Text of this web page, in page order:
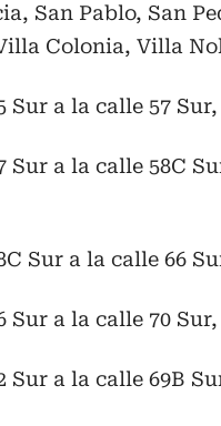
San Pablo, San
Colonia, Villa
Sur a la calle 57
Sur a la calle 58C
Sur a la calle 66
Sur a la calle 70
Sur a la calle 69B